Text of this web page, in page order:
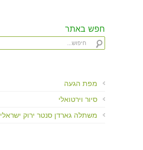
חפש באתר
מפת הגעה
סיור וירטואלי
משתלה גארדן סנטר ירוק ישראלי